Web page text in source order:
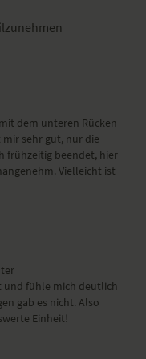
Arzt der
du täglich ausführen
Unterschied spüren. Für
für dich gedreht,
durch stoßartige
durch stoßartige
durch stoßartige
dem unteren Rücken
mir sehr gut, nur die
frühzeitig beendet, hier
Vielleicht ist
fühle mich deutlich
gab es nicht. Also
Einheit!